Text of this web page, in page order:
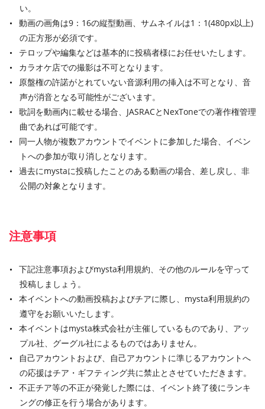
い。
動画の画角は9：16の縦型動画、サムネイルは1：1(480px以上)
の正方形が必須です。
テロップや編集などは基本的に投稿者様にお任せいたします。
カラオケ店での撮影は不可となります。
原盤権の許諾がとれていない音源利用の挿入は不可となり、音
声が消音となる可能性がございます。
歌詞を動画内に載せる場合、JASRACとNexToneでの著作権管理
曲であれば可能です。
同一人物が複数アカウントでイベントに参加した場合、イベン
トへの参加が取り消しとなります。
過去にmystaに投稿したことのある動画の場合、差し戻し、非
公開の対象となります。
注意事項
下記注意事項およびmysta利用規約、その他のルールを守って
投稿しましょう。
本イベントへの動画投稿およびチアに際し、mysta利用規約の
遵守をお願いいたします。
本イベントはmysta株式会社が主催しているものであり、アッ
プル社、グーグル社によるものではありません。
自己アカウントおよび、自己アカウントに準じるアカウントへ
の応援はチア・ギフティング共に禁止とさせていただきます。
不正チア等の不正が発覚した際には、イベント終了後にランキ
ングの修正を行う場合があります。